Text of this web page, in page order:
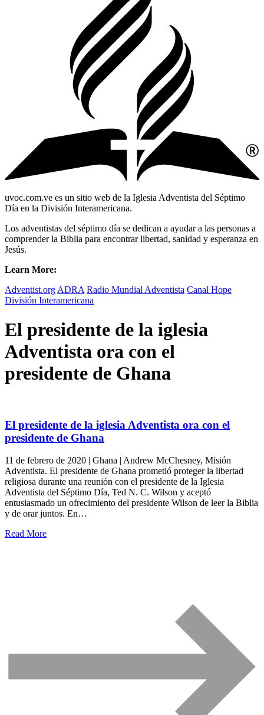
uvoc.com.ve es un sitio web de la Iglesia Adventista del Séptimo
Día en la División Interamericana.
Los adventistas del séptimo día se dedican a ayudar a las personas a
comprender la Biblia para encontrar libertad, sanidad y esperanza en
Jesús.
Learn More:
Adventist.org ADRA Radio Mundial Adventista Canal Hope
División Interamericana
El presidente de la iglesia
Adventista ora con el
presidente de Ghana
El presidente de la iglesia Adventista ora con el
presidente de Ghana
11 de febrero de 2020 | Ghana | Andrew McChesney, Misión
Adventista. El presidente de Ghana prometió proteger la libertad
religiosa durante una reunión con el presidente de la Iglesia
Adventista del Séptimo Día, Ted N. C. Wilson y aceptó
entusiasmado un ofrecimiento del presidente Wilson de leer la Biblia
y de orar juntos. En…
Read More